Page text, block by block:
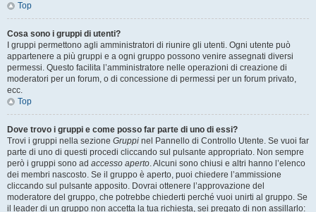
Top
Cosa sono i gruppi di utenti?
I gruppi permettono agli amministratori di riunire gli utenti. Ogni utente può
appartenere a più gruppi e a ogni gruppo possono venire assegnati diversi
permessi. Questo facilita l’amministratore nelle operazioni di creazione di
moderatori per un forum, o di concessione di permessi per un forum privato,
ecc.
Top
Dove trovo i gruppi e come posso far parte di uno di essi?
Trovi i gruppi nella sezione Gruppi nel Pannello di Controllo Utente. Se vuoi far
parte di uno di questi procedi cliccando sul pulsante appropriato. Non sempre
però i gruppi sono ad accesso aperto. Alcuni sono chiusi e altri hanno l’elenco
dei membri nascosto. Se il gruppo è aperto, puoi chiedere l’ammissione
cliccando sul pulsante apposito. Dovrai ottenere l’approvazione del
moderatore del gruppo, che potrebbe chiederti perché vuoi unirti al gruppo. Se
il leader di un gruppo non accetta la tua richiesta, sei pregato di non assillarlo: